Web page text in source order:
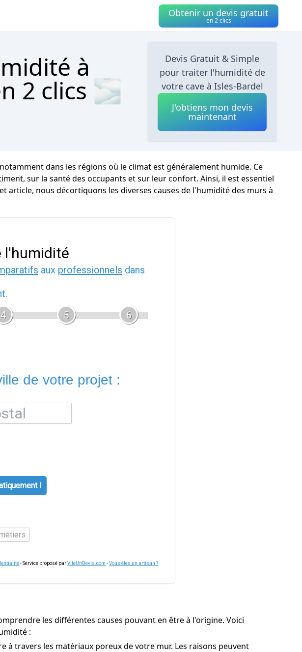
Obtenir un devis gratuit
en 2 clics
à
2 clics 🌫
Devis Gratuit & Simple
pour traiter l'humidité de
votre cave à Isles-Bardel
J'obtiens mon devis
maintenant
dans les régions où le climat est généralement humide. Ce
sur la santé des occupants et sur leur confort. Ainsi, il est essentiel
nous décortiquons les diverses causes de l'humidité des murs à
l'humidité
aux professionnels dans
4 5 6
de votre projet :
!
- Service proposé parViteUnDevis.com -Vous êtes un artisan ?
les différentes causes pouvant en être à l'origine. Voici
:
travers les matériaux poreux de votre mur. Les raisons peuvent